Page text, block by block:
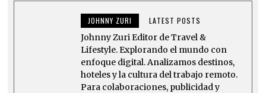
JOHNNY ZURI LATEST POSTS
Johnny Zuri Editor de Travel &
Lifestyle. Explorando el mundo con
enfoque digital. Analizamos destinos,
hoteles y la cultura del trabajo remoto.
Para colaboraciones, publicidad y